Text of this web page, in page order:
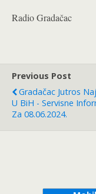
Radio Gradačac
Previous Post
Gradačac Jutros
U BiH - Servisne
Za 08.06.2024.